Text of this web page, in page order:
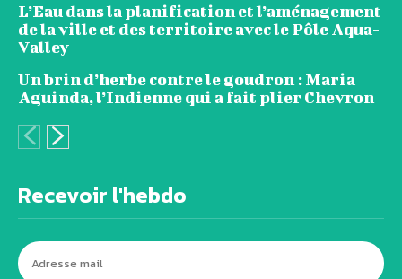
L’Eau dans la planification et l’aménagement
de la ville et des territoire avec le Pôle Aqua-
Valley
Un brin d’herbe contre le goudron : Maria
Aguinda, l’Indienne qui a fait plier Chevron
Recevoir l'hebdo